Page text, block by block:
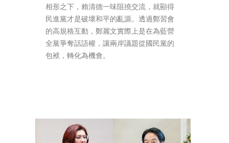
相形之下，賴清德一味阻撓交流，就顯得
民進黨才是破壞和平的亂源。透過鄭習會
的高規格互動，鄭麗文實際上是在為藍營
全黨爭奪話語權，讓兩岸議題從國民黨的
包袱，轉化為機會。